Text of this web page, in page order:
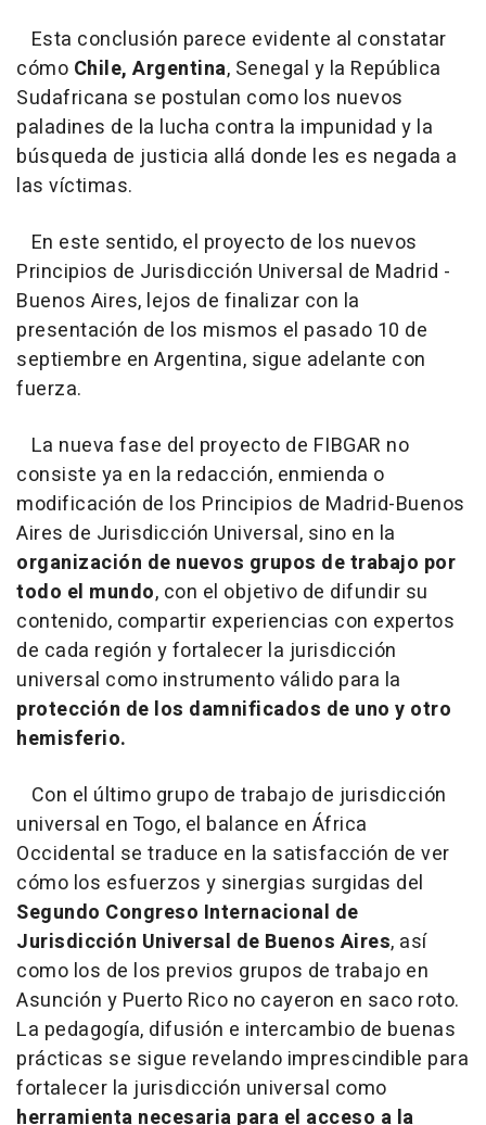
Esta conclusión parece evidente al constatar
cómo Chile, Argentina, Senegal y la República
Sudafricana se postulan como los nuevos
paladines de la lucha contra la impunidad y la
búsqueda de justicia allá donde les es negada a
las víctimas.
En este sentido, el proyecto de los nuevos
Principios de Jurisdicción Universal de Madrid -
Buenos Aires, lejos de finalizar con la
presentación de los mismos el pasado 10 de
septiembre en Argentina, sigue adelante con
fuerza.
La nueva fase del proyecto de FIBGAR no
consiste ya en la redacción, enmienda o
modificación de los Principios de Madrid-Buenos
Aires de Jurisdicción Universal, sino en la
organización de nuevos grupos de trabajo por
todo el mundo, con el objetivo de difundir su
contenido, compartir experiencias con expertos
de cada región y fortalecer la jurisdicción
universal como instrumento válido para la
protección de los damnificados de uno y otro
hemisferio.
Con el último grupo de trabajo de jurisdicción
universal en Togo, el balance en África
Occidental se traduce en la satisfacción de ver
cómo los esfuerzos y sinergias surgidas del
Segundo Congreso Internacional de
Jurisdicción Universal de Buenos Aires, así
como los de los previos grupos de trabajo en
Asunción y Puerto Rico no cayeron en saco roto.
La pedagogía, difusión e intercambio de buenas
prácticas se sigue revelando imprescindible para
fortalecer la jurisdicción universal como
herramienta necesaria para el acceso a la